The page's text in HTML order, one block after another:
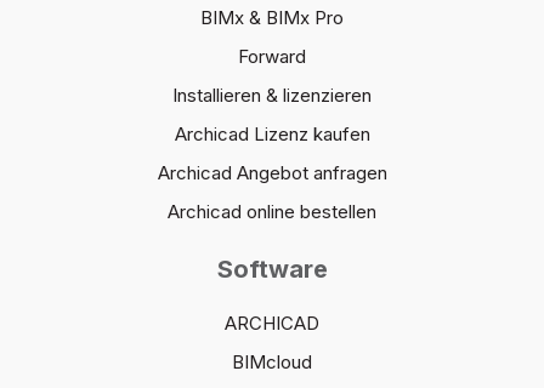
BIMx & BIMx Pro
Forward
Installieren & lizenzieren
Archicad Lizenz kaufen
Archicad Angebot anfragen
Archicad online bestellen
Software
ARCHICAD
BIMcloud